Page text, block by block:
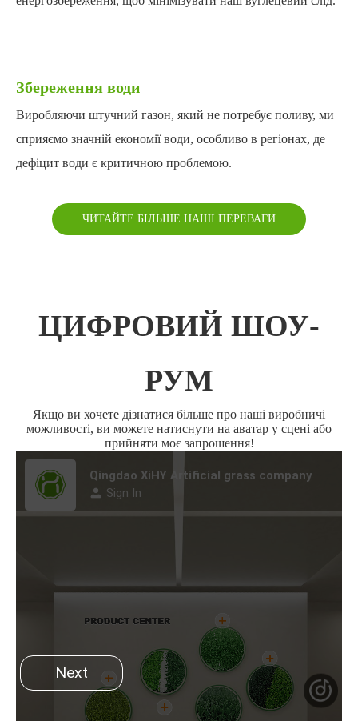
Збереження води
Виробляючи штучний газон, який не потребує поливу, ми
сприяємо значній економії води, особливо в регіонах, де
дефіцит води є критичною проблемою.
ЧИТАЙТЕ БІЛЬШЕ НАШІ ПЕРЕВАГИ
ЦИФРОВИЙ ШОУ-
РУМ
Якщо ви хочете дізнатися більше про наші виробничі
можливості, ви можете натиснути на аватар у сцені або
прийняти моє запрошення!